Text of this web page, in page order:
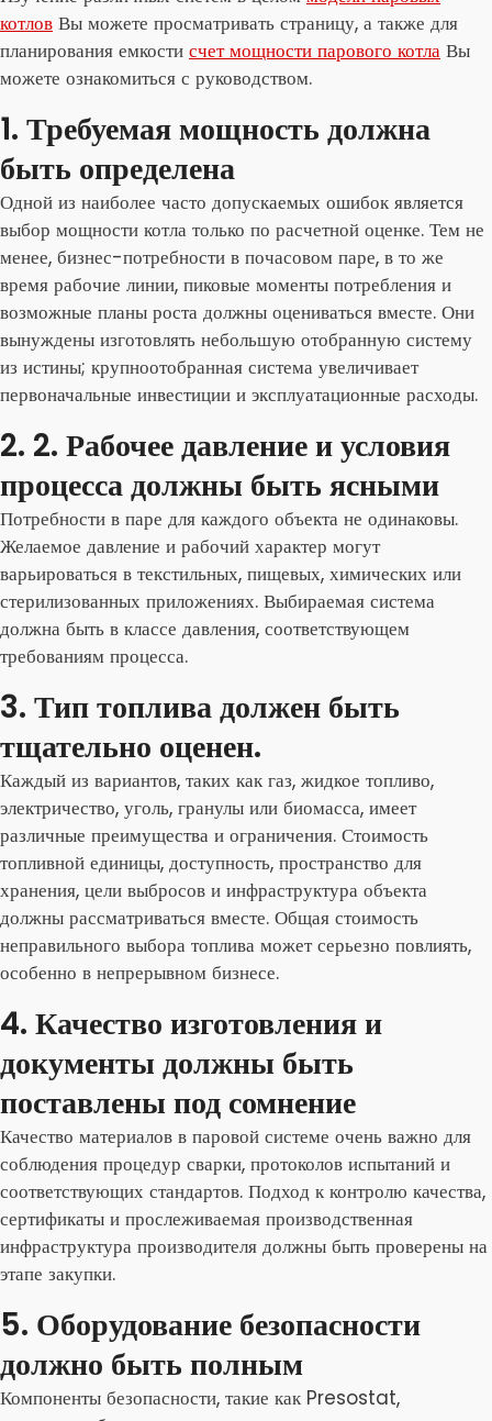
котлов Вы можете просматривать страницу, а также для
планирования емкости счет мощности парового котла Вы
можете ознакомиться с руководством.
1. Требуемая мощность должна
быть определена
Одной из наиболее часто допускаемых ошибок является
выбор мощности котла только по расчетной оценке. Тем не
менее, бизнес-потребности в почасовом паре, в то же
время рабочие линии, пиковые моменты потребления и
возможные планы роста должны оцениваться вместе. Они
вынуждены изготовлять небольшую отобранную систему
из истины; крупноотобранная система увеличивает
первоначальные инвестиции и эксплуатационные расходы.
2. 2. Рабочее давление и условия
процесса должны быть ясными
Потребности в паре для каждого объекта не одинаковы.
Желаемое давление и рабочий характер могут
варьироваться в текстильных, пищевых, химических или
стерилизованных приложениях. Выбираемая система
должна быть в классе давления, соответствующем
требованиям процесса.
3. Тип топлива должен быть
тщательно оценен.
Каждый из вариантов, таких как газ, жидкое топливо,
электричество, уголь, гранулы или биомасса, имеет
различные преимущества и ограничения. Стоимость
топливной единицы, доступность, пространство для
хранения, цели выбросов и инфраструктура объекта
должны рассматриваться вместе. Общая стоимость
неправильного выбора топлива может серьезно повлиять,
особенно в непрерывном бизнесе.
4. Качество изготовления и
документы должны быть
поставлены под сомнение
Качество материалов в паровой системе очень важно для
соблюдения процедур сварки, протоколов испытаний и
соответствующих стандартов. Подход к контролю качества,
сертификаты и прослеживаемая производственная
инфраструктура производителя должны быть проверены на
этапе закупки.
5. Оборудование безопасности
должно быть полным
Компоненты безопасности, такие как Presostat,